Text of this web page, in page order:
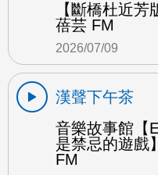
【斷橋杜近
蓓芸 FM
2026/07/09
漢聲下午茶
音樂故事館【
是禁忌的遊戲
FM